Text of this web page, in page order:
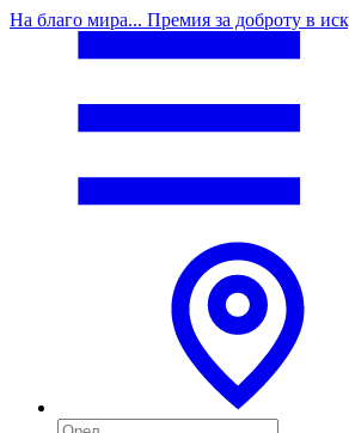
На благо мира... Премия за доброту в